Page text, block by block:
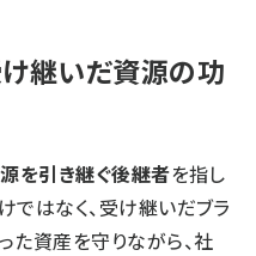
け継いだ資源の功
を引き継ぐ後継者を指し
ではなく、受け継いだブラ
た資産を守りながら、社